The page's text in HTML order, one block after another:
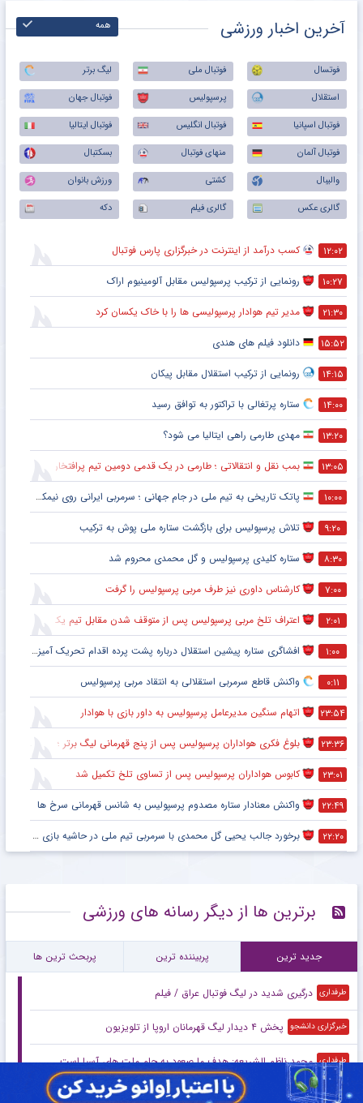
آخرین اخبار ورزشی همه
فوتسال فوتبال ملی
لیگ برتر
استقلال
پرسپولیس
فوتبال جهان
فوتبال اسپانیا
فوتبال انگلیس
فوتبال ایتالیا
فوتبال آلمان
منهای فوتبال
بسکتبال
والیبال
کشتی
ورزش بانوان
گالری عکس
گالری فیلم دکه
۱۲:۰۲ کسب درآمد از اینترنت در خبرگزاری پارس فوتبال
۱۰:۲۷ رونمایی از ترکیب پرسپولیس‌ مقابل آلومینیوم اراک
۲۱:۳۰ مدیر تیم هوادار پرسپولیسی ها را با خاک یکسان کرد
۱۵:۵۲ دانلود فیلم های هندی
۱۴:۱۵ رونمایی از ترکیب استقلال مقابل پیکان
۱۴:۰۰ ستاره پرتغالی با تراکتور به توافق رسید
۱۳:۲۰ مهدی طارمی راهی ایتالیا می شود؟
۱۳:۰۵ بمب نقل و انتقالاتی ؛ طارمی در یک قدمی دومین تیم پرافتخار اروپا
۱۰:۰۰ پاتک تاریخی به تیم ملی در جام جهانی ؛ سرمربی ایرانی روی نیمکت آمریکا
۹:۲۰ تلاش پرسپولیس برای بازگشت ستاره ملی پوش به ترکیب
۸:۳۰ ستاره کلیدی پرسپولیس و گل محمدی محروم شد
۷:۰۰ کارشناس داوری نیز طرف مربی پرسپولیس را گرفت
۲:۰۱ اعتراف تلخ مربی پرسپولیس پس از متوقف شدن مقابل تیم یک استقلالی
۱:۰۰ افشاگری ستاره پیشین استقلال درباره پشت پرده اقدام تحریک آمیز خود مقابل هواداران پرسپولیس
۰:۱۱ واکنش قاطع سرمربی استقلالی به انتقاد مربی پرسپولیس
۲۳:۵۴ اتهام سنگین مدیرعامل پرسپولیس به داور بازی با هوادار
۲۳:۳۶ بلوغ فکری هواداران پرسپولیس پس از پنج قهرمانی لیگ برتر ؛ اتفاقی تاریخی پس از پایان بازی با هوادار
۲۳:۰۱ کابوس هواداران پرسپولیس پس از تساوی تلخ تکمیل شد
۲۲:۴۹ واکنش معنادار ستاره مصدوم پرسپولیس به شانس قهرمانی سرخ ها
۲۲:۲۰ برخورد جالب یحیی گل محمدی با سرمربی تیم ملی در حاشیه بازی پرسپولیس
برترین ها از دیگر رسانه های ورزشی
جدید ترین پربیننده ترین پربحث ترین ها
طرفداری درگیری شدید در لیگ فوتبال عراق / فیلم
خبرگزاری دانشجو پخش ۴ دیدار لیگ قهرمانان اروپا از تلویزیون
طرفداری محمد ناظم الشریعه: هدف ما صعود به جام ملت های آسیا است
خبرانلاین اسلحه پنهان مجیدی مقابل پیکان